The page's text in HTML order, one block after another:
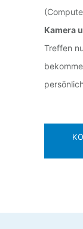
Kamera
Treffen